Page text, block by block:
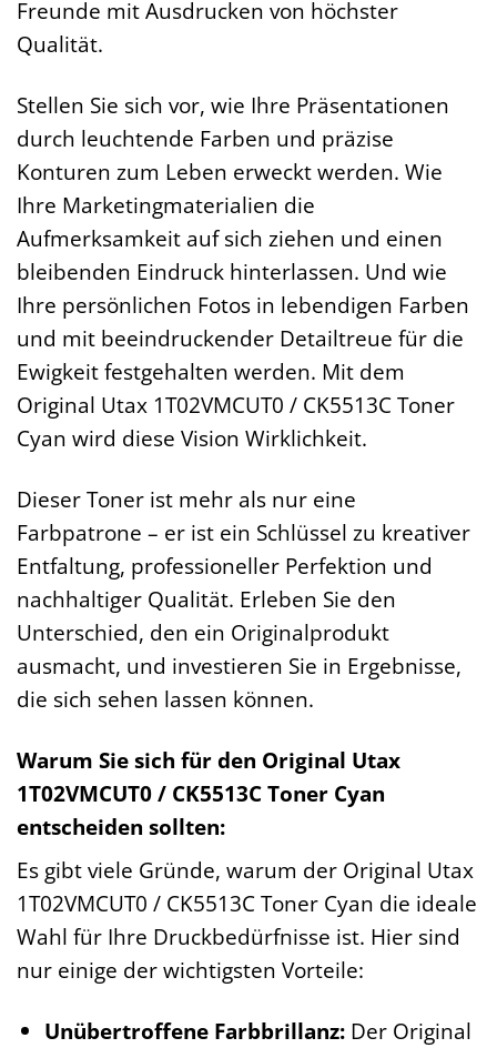
Freunde mit Ausdrucken von höchster
Qualität.
Stellen Sie sich vor, wie Ihre Präsentationen
durch leuchtende Farben und präzise
Konturen zum Leben erweckt werden. Wie
Ihre Marketingmaterialien die
Aufmerksamkeit auf sich ziehen und einen
bleibenden Eindruck hinterlassen. Und wie
Ihre persönlichen Fotos in lebendigen Farben
und mit beeindruckender Detailtreue für die
Ewigkeit festgehalten werden. Mit dem
Original Utax 1T02VMCUT0 / CK5513C Toner
Cyan wird diese Vision Wirklichkeit.
Dieser Toner ist mehr als nur eine
Farbpatrone – er ist ein Schlüssel zu kreativer
Entfaltung, professioneller Perfektion und
nachhaltiger Qualität. Erleben Sie den
Unterschied, den ein Originalprodukt
ausmacht, und investieren Sie in Ergebnisse,
die sich sehen lassen können.
Warum Sie sich für den Original Utax
1T02VMCUT0 / CK5513C Toner Cyan
entscheiden sollten:
Es gibt viele Gründe, warum der Original Utax
1T02VMCUT0 / CK5513C Toner Cyan die ideale
Wahl für Ihre Druckbedürfnisse ist. Hier sind
nur einige der wichtigsten Vorteile:
Unübertroffene Farbbrillanz:Der Original